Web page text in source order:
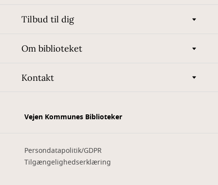
Tilbud til dig
Om biblioteket
Kontakt
Vejen Kommunes Biblioteker
Persondatapolitik/GDPR
Tilgængelighedserklæring